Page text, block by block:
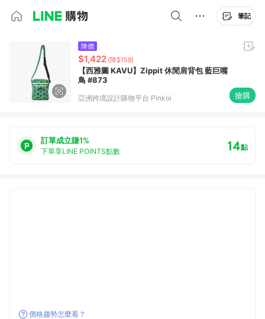
筆記
降價
$1,422 (降$158)
【西雅圖 KAVU】Zippit 休閒肩背包 藍巨嘴
鳥 #873
亞洲跨境設計購物平台 Pinkoi 搶購
訂單成立賺1%
下單享LINE POINTS點數 14點
價格趨勢怎麼看？